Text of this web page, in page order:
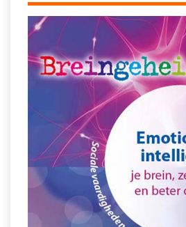
Spelletjes
Sprookjes
Startpagina onderwijs
Tweede Wereldoorlog
Studieschuld & Hypotheek
Middelbare school niveaus
Studenten laptop
Docentenplein nieuwsbrief
Nieuwsbrief archief
Onderwijs CV
Schoolvakanties
Huiswerkbegeleiding
Huiswerkbegeleider zoeken